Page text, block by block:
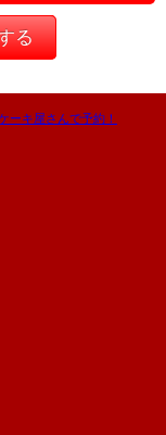
る
ーキ屋さんで予約！